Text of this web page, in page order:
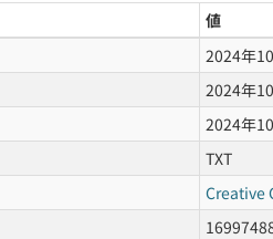
値
2024年
2024年
2024年
TXT
Creative